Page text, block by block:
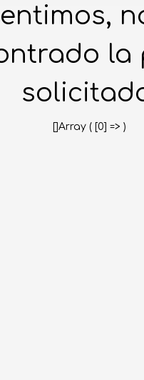
la
[]Array ( [0] => )